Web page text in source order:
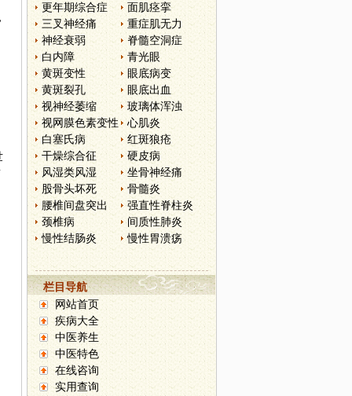
更年期综合症
面肌痉挛
三叉神经痛
重症肌无力
神经衰弱
脊髓空洞症
白内障
青光眼
黄斑变性
眼底病变
黄斑裂孔
眼底出血
视神经萎缩
玻璃体浑浊
视网膜色素变性
心肌炎
白塞氏病
红斑狼疮
干燥综合征
硬皮病
风湿类风湿
坐骨神经痛
股骨头坏死
骨髓炎
腰椎间盘突出
强直性脊柱炎
颈椎病
间质性肺炎
慢性结肠炎
慢性胃溃疡
栏目导航
网站首页
疾病大全
中医养生
中医特色
在线咨询
实用查询